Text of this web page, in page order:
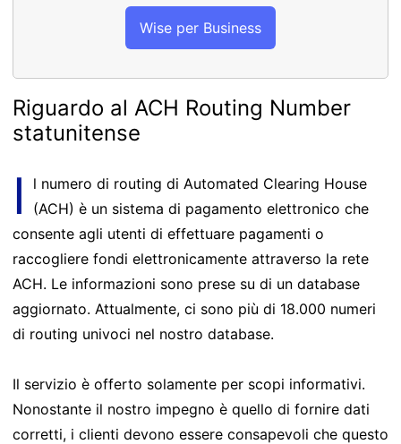
Wise per Business
Riguardo al ACH Routing Number
statunitense
I
l numero di routing di Automated Clearing House
(ACH) è un sistema di pagamento elettronico che
consente agli utenti di effettuare pagamenti o
raccogliere fondi elettronicamente attraverso la rete
ACH. Le informazioni sono prese su di un database
aggiornato. Attualmente, ci sono più di 18.000 numeri
di routing univoci nel nostro database.
Il servizio è offerto solamente per scopi informativi.
Nonostante il nostro impegno è quello di fornire dati
corretti, i clienti devono essere consapevoli che questo